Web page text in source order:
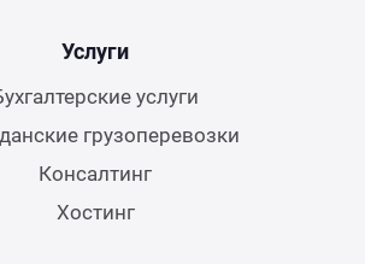
Услуги
услуги
грузоперевозки
Консалтинг
Хостинг